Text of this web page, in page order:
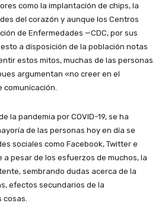
como la implantación de chips, la
del corazón y aunque los Centros
de Enfermedades —CDC, por sus
a disposición de la población notas
estos mitos, muchas de las personas
argumentan «no creer en el
comunicación.
la pandemia por COVID-19, se ha
de las personas hoy en día se
sociales como Facebook, Twitter e
a pesar de los esfuerzos de muchos, la
sembrando dudas acerca de la
efectos secundarios de la